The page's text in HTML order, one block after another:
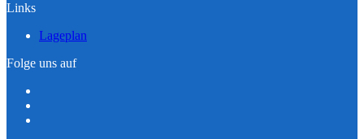
Links
Lageplan
Folge uns auf